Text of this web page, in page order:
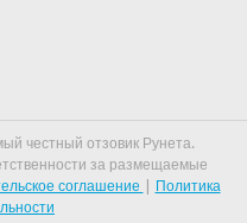
честный отзовик Рунета.
за размещаемые
соглашение
Политика